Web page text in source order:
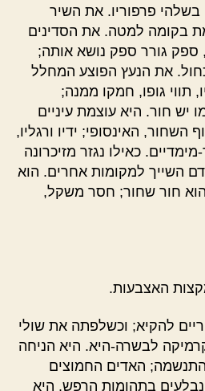
פרפוריו. את השיר
בקומה למטה. את הסדינים
ספק גורר ספק נושא אותה;
את הנעץ הפוצע המחלל
תווי גופו, חמקו ממנה;
יש חור. היא עוצמת עיניים
האינסופי; ידיו ורגליו,
כאילו נגזר מזיכרונה
השייך למקומות אחרים. הוא
חור שחור; חסר משקל,
האצבעות.
להקיא; וכשלפתה את שולי
לבשרה-היא. היא הניחה
האדים החמוצים
בתהומות הרפש. היא